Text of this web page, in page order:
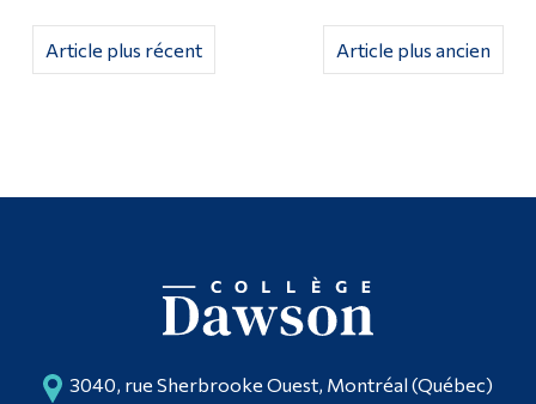
Article plus ancien
Article plus récent
3040, rue Sherbrooke Ouest, Montréal (Québec)